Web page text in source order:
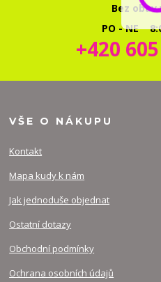
Bez
PO - NE
+420
VŠE O NÁKUPU
Kontakt
Mapa kudy k nám
Jak jednoduše objednat
Ostatní dotazy
Obchodní podmínky
Ochrana osobních údajů